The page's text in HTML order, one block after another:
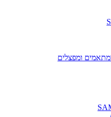
מתאמים ומפצלים